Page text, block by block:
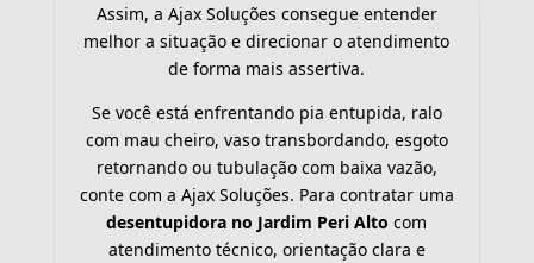
Assim, a Ajax Soluções consegue entender
melhor a situação e direcionar o atendimento
de forma mais assertiva.
Se você está enfrentando pia entupida, ralo
com mau cheiro, vaso transbordando, esgoto
retornando ou tubulação com baixa vazão,
conte com a Ajax Soluções. Para contratar uma
desentupidora no Jardim Peri Alto com
atendimento técnico, orientação clara e